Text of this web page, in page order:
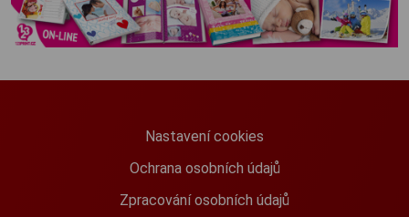
Nastavení cookies
Ochrana osobních údajů
Zpracování osobních údajů